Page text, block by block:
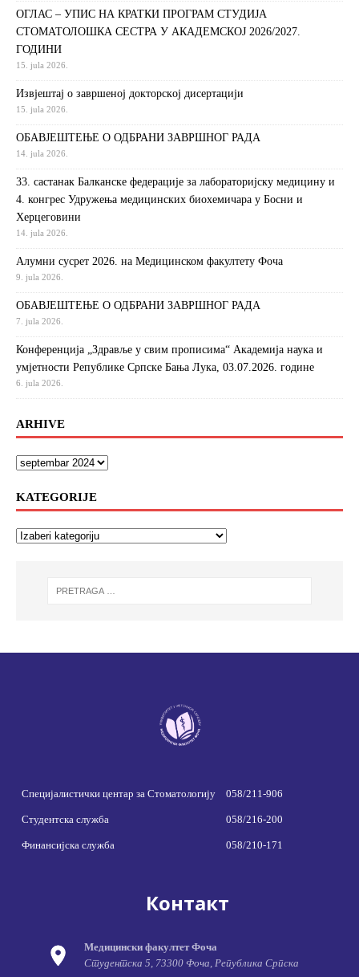
ОГЛАС – УПИС НА КРАТКИ ПРОГРАМ СТУДИЈА
СТОМАТОЛОШКА СЕСТРА У АКАДЕМСКОЈ 2026/2027.
ГОДИНИ
15. jula 2026.
Извjeштaj o зaвршeнoj дoктoрскoj дисeртaциjи
15. jula 2026.
ОБАВЈЕШТЕЊЕ О ОДБРАНИ ЗАВРШНОГ РАДА
14. jula 2026.
33. састанак Балканске федерације за лабораторијску медицину и
4. конгрес Удружења медицинских биохемичара у Босни и
Херцеговини
14. jula 2026.
Алумни сусрет 2026. на Медицинском факултету Фоча
9. jula 2026.
ОБАВЈЕШТЕЊЕ О ОДБРАНИ ЗАВРШНОГ РАДА
7. jula 2026.
Конференција „Здравље у свим прописима“ Академија наука и
умјетности Републике Српске Бања Лука, 03.07.2026. године
6. jula 2026.
ARHIVE
KATEGORIJE
Специјалистички центар за Стоматологију 058/211-906
Студентска служба 058/216-200
Финансијска служба 058/210-171
Контакт
Медицински факултет Фоча
Студентска 5, 73300 Фоча, Република Српска